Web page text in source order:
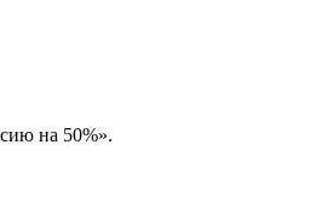
на 50%».